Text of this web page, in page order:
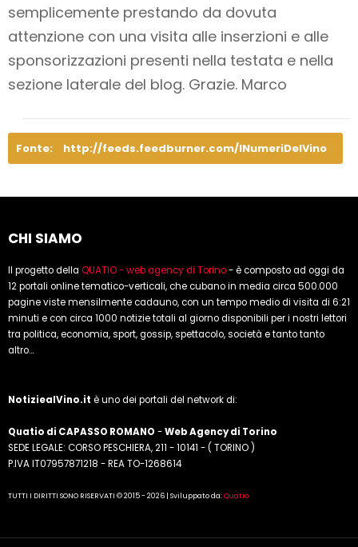
semplicemente prestando da dovuta
attenzione con una visita alle inserzioni e alle
sponsorizzazioni presenti nella testata e nella
sezione laterale del blog. Grazie. Marco
Fonte: http://feeds.feedburner.com/INumeriDelVino
CHI SIAMO
Il progetto della QUATIO - web agency di Torino- è composto ad oggi da
12 portali online tematico-verticali, che cubano in media circa 500.000
pagine viste mensilmente cadauno, con un tempo medio di visita di 6:21
minuti e con circa 1000 notizie totali al giorno disponibili per i nostri lettori
tra politica, economia, sport, gossip, spettacolo, società e tanto tanto
altro...
NotiziealVino.it è uno dei portali del network di:
Quatio di CAPASSO ROMANO -Web Agency di Torino
SEDE LEGALE: CORSO PESCHIERA, 211 - 10141 - ( TORINO )
P.IVA IT07957871218 - REA TO-1268614
TUTTI I DIRITTI SONO RISERVATI © 2015 - 2026 | Sviluppato da:Quatio